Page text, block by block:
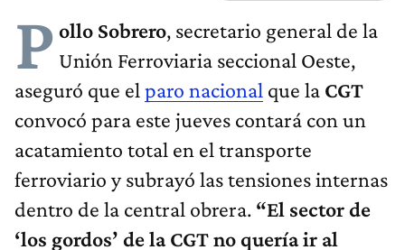
P ollo Sobrero, secretario general de la
Unión Ferroviaria seccional Oeste,
aseguró que el paro nacional que la CGT
convocó para este jueves contará con un
acatamiento total en el transporte
ferroviario y subrayó las tensiones internas
dentro de la central obrera. “El sector de
‘los gordos’ de la CGT no quería ir al